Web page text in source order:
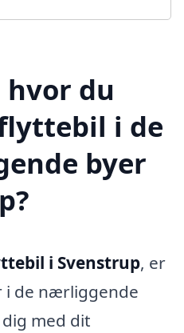
hvor du
i de
byer
i Svenstrup, er
i de nærliggende
med dit